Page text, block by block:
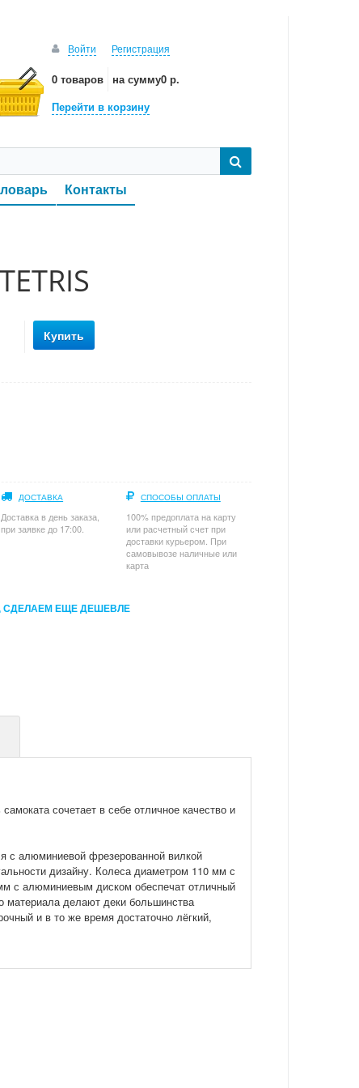
Войти Регистрация
0 товаров на сумму0 р.
Перейти в корзину
Контакты
Купить
ДОСТАВКА
Доставка в день заказа,
при заявке до 17:00.
СПОСОБЫ ОПЛАТЫ
100% предоплата на карту
или расчетный счет при
доставки курьером. При
самовывозе наличные или
карта
ЕЩЕ ДЕШЕВЛЕ
сочетает в себе отличное качество и
с алюминиевой фрезерованной вилкой
дизайну. Колеса диаметром 110 мм с
с алюминиевым диском обеспечат отличный
материала делают деки большинства
и в то же время достаточно лёгкий,